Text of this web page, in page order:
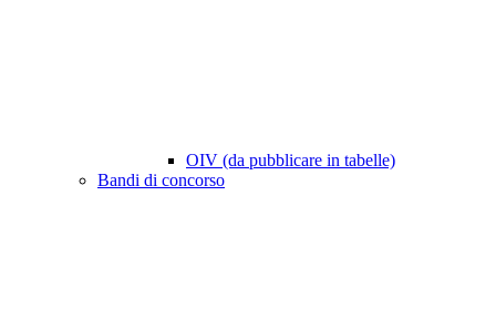
OIV (da pubblicare in tabelle)
Bandi di concorso